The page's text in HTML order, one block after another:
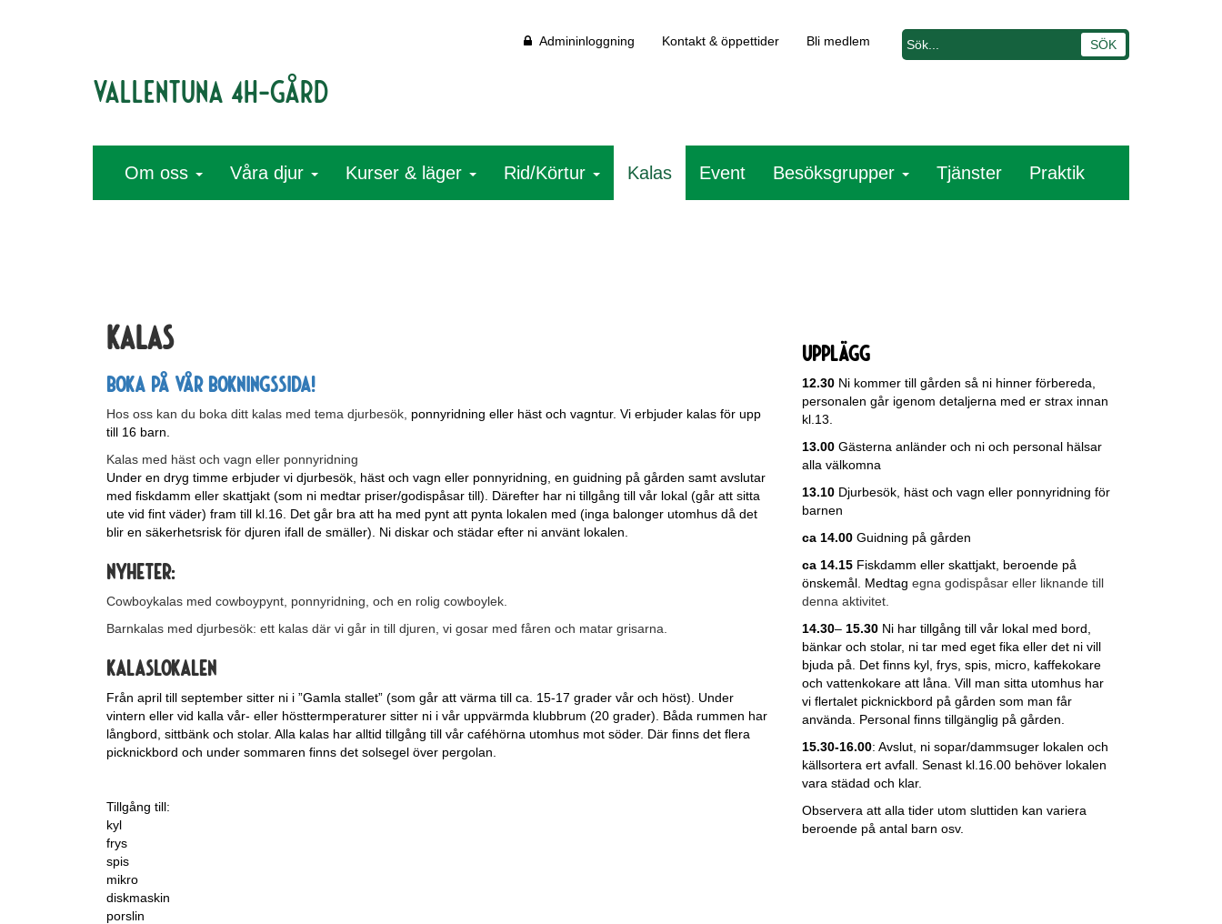
Vallentuna 4H-gård
Admininloggning Kontakt & öppettider Bli medlem
Om oss Våra djur Kurser & läger Rid/Körtur Kalas Event Besöksgrupper Tjänster Praktik
Kalas
Boka på vår bokningssida!
Hos oss kan du boka ditt kalas med tema djurbesök, ponnyridning eller häst och vagntur. Vi erbjuder kalas för upp
till 16 barn.
Kalas med häst och vagn eller ponnyridning
Under en dryg timme erbjuder vi djurbesök, häst och vagn eller ponnyridning, en guidning på gården samt avslutar
med fiskdamm eller skattjakt (som ni medtar priser/godispåsar till). Därefter har ni tillgång till vår lokal (går att sitta
ute vid fint väder) fram till kl.16. Det går bra att ha med pynt att pynta lokalen med (inga balonger utomhus då det
blir en säkerhetsrisk för djuren ifall de smäller). Ni diskar och städar efter ni använt lokalen.
NYHETer:
Cowboykalas med cowboypynt, ponnyridning, och en rolig cowboylek.
Barnkalas med djurbesök: ett kalas där vi går in till djuren, vi gosar med fåren och matar grisarna.
Kalaslokalen
Från april till september sitter ni i ”Gamla stallet” (som går att värma till ca. 15-17 grader vår och höst). Under
vintern eller vid kalla vår- eller hösttermperaturer sitter ni i vår uppvärmda klubbrum (20 grader). Båda rummen har
långbord, sittbänk och stolar. Alla kalas har alltid tillgång till vår caféhörna utomhus mot söder. Där finns det flera
picknickbord och under sommaren finns det solsegel över pergolan.
Tillgång till:
kyl
frys
spis
mikro
diskmaskin
porslin
Upplägg
12.30 Ni kommer till gården så ni hinner förbereda,
personalen går igenom detaljerna med er strax innan
kl.13.
13.00 Gästerna anländer och ni och personal hälsar
alla välkomna
13.10 Djurbesök, häst och vagn eller ponnyridning för
barnen
ca 14.00 Guidning på gården
ca 14.15 Fiskdamm eller skattjakt, beroende på
önskemål. Medtag egna godispåsar eller liknande till
denna aktivitet.
14.30– 15.30 Ni har tillgång till vår lokal med bord,
bänkar och stolar, ni tar med eget fika eller det ni vill
bjuda på. Det finns kyl, frys, spis, micro, kaffekokare
och vattenkokare att låna. Vill man sitta utomhus har
vi flertalet picknickbord på gården som man får
använda. Personal finns tillgänglig på gården.
15.30-16.00: Avslut, ni sopar/dammsuger lokalen och
källsortera ert avfall. Senast kl.16.00 behöver lokalen
vara städad och klar.
Observera att alla tider utom sluttiden kan variera
beroende på antal barn osv.